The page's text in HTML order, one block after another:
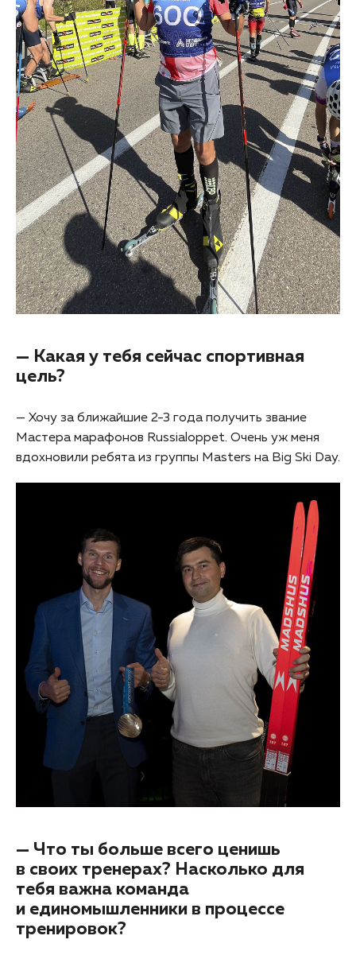
— Какая у тебя сейчас спортивная
цель?
— Хочу за ближайшие 2-3 года получить звание
Мастера марафонов Russialoppet. Очень уж меня
вдохновили ребята из группы Masters на Big Ski Day.
— Что ты больше всего ценишь
в своих тренерах? Насколько для
тебя важна команда
и единомышленники в процессе
тренировок?